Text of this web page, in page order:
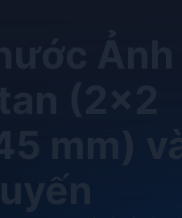
(2x2
mm) và